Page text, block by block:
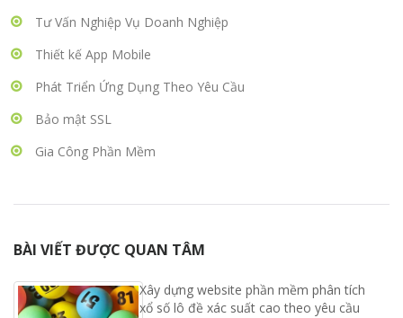
Tư Vấn Nghiệp Vụ Doanh Nghiệp
Thiết kế App Mobile
Phát Triển Ứng Dụng Theo Yêu Cầu
Bảo mật SSL
Gia Công Phần Mềm
BÀI VIẾT ĐƯỢC QUAN TÂM
Xây dựng website phần mềm phân tích
xổ số lô đề xác suất cao theo yêu cầu